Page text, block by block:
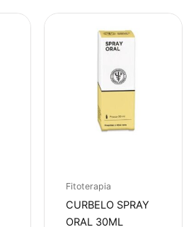
Fitoterapia
CURBELO SPRAY
ORAL 30ML